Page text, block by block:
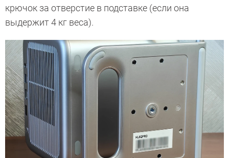
крючок за отверстие в подставке (если она
выдержит 4 кг веса).